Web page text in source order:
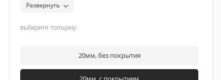
Развернуть
выберите толщину:
20мм, без покрытия